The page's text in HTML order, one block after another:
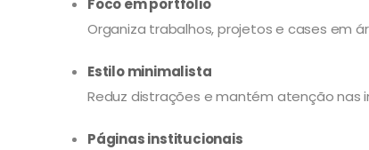
Foco em portfólio
Organiza trabalhos, projetos e cases em
Estilo minimalista
Reduz distrações e mantém atenção nas
Páginas institucionais